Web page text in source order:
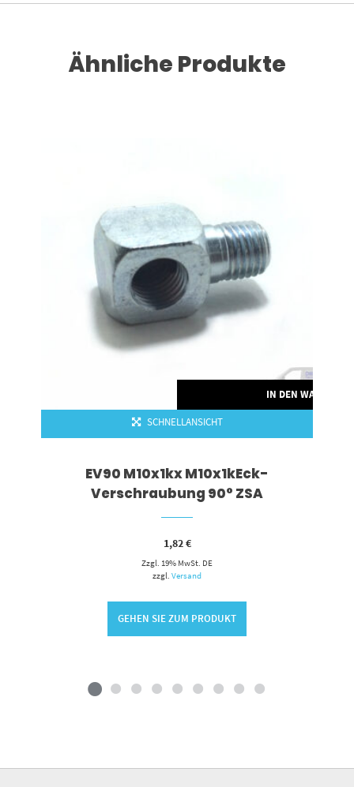
Ähnliche Produkte
IN DEN
SCHNELLANSICHT
EV90 M10x1kx M10x1kEck-
Verschraubung 90° ZSA
1,82€
Zzgl. 19% MwSt. DE
zzgl.Versand
GEHEN SIE ZUM PRODUKT